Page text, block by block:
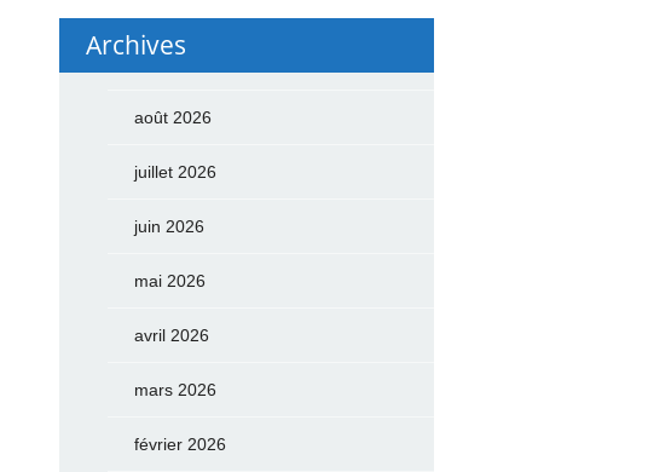
Archives
août 2026
juillet 2026
juin 2026
mai 2026
avril 2026
mars 2026
février 2026